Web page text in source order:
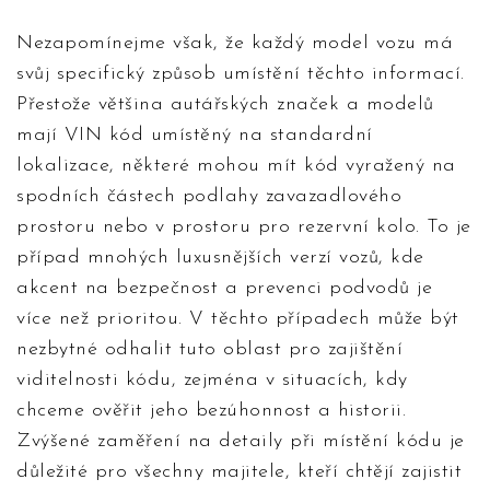
Nezapomínejme však, že každý model vozu má
svůj specifický způsob umístění těchto informací.
Přestože většina autářských značek a modelů
mají VIN kód umístěný na standardní
lokalizace, některé mohou mít kód vyražený na
spodních částech podlahy zavazadlového
prostoru nebo v prostoru pro rezervní kolo. To je
případ mnohých luxusnějších verzí vozů, kde
akcent na bezpečnost a prevenci podvodů je
více než prioritou. V těchto případech může být
nezbytné odhalit tuto oblast pro zajištění
viditelnosti kódu, zejména v situacích, kdy
chceme ověřit jeho bezúhonnost a historii.
Zvýšené zaměření na detaily při místění kódu je
důležité pro všechny majitele, kteří chtějí zajistit